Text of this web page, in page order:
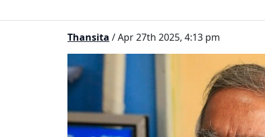
Thansita / Apr 27th 2025, 4:13 pm